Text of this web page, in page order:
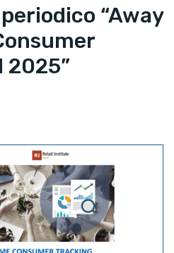
“Away
2025”